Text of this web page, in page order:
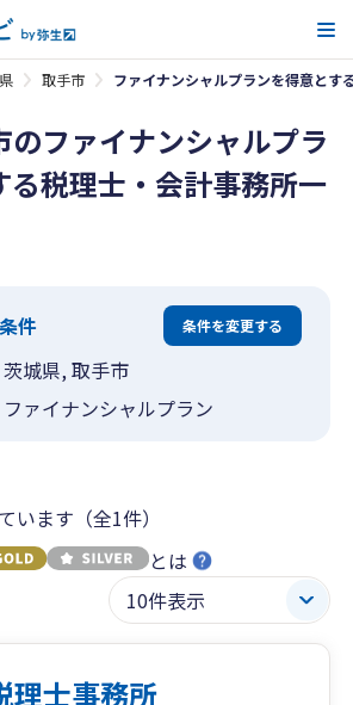
取手市 ファイナンシャルプランを得意とす
のファイナンシャルプラ
る税理士・会計事務所一
件 条件を変更する
茨城県, 取手市
ファイナンシャルプラン
います（全1件）
とは
理士事務所